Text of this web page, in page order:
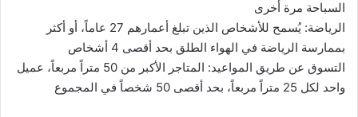
السباحة مرة أخرى
الرياضة: يُسمح للأشخاص الذين تبلغ أعمارهم 27 عاماً، أو أكثر
بممارسة الرياضة في الهواء الطلق بحد أقصى 4 أشخاص
التسوق عن طريق المواعيد: المتاجر الأكبر من 50 متراً مربعاً، عميل
واحد لكل 25 متراً مربعاً، بحد أقصى 50 شخصاً في المجموع